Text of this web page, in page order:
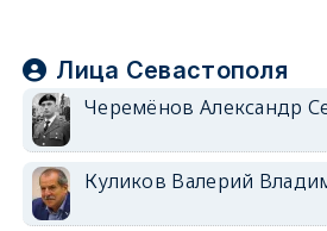
Лица Севастополя
Черемёнов Александр
Куликов Валерий